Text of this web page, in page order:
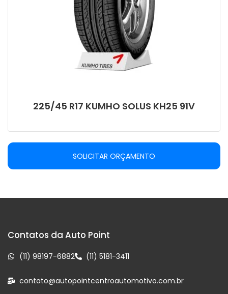
225/45 R17 KUMHO SOLUS KH25 91V
SOLICITAR ORÇAMENTO
Contatos da Auto Point
(11) 98197-6882 (11) 5181-3411
contato@autopointcentroautomotivo.com.br